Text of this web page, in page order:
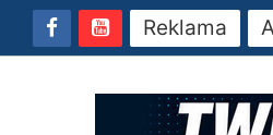
Reklama